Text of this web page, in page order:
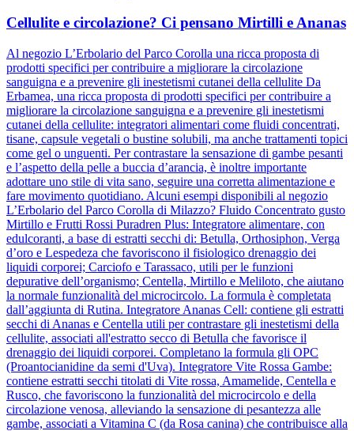
Cellulite e circolazione? Ci pensano Mirtilli e Ananas
Al negozio L’Erbolario del Parco Corolla una ricca proposta di
prodotti specifici per contribuire a migliorare la circolazione
sanguigna e a prevenire gli inestetismi cutanei della cellulite Da
Erbamea, una ricca proposta di prodotti specifici per contribuire a
migliorare la circolazione sanguigna e a prevenire gli inestetismi
cutanei della cellulite: integratori alimentari come fluidi concentrati,
tisane, capsule vegetali o bustine solubili, ma anche trattamenti topici
come gel o unguenti. Per contrastare la sensazione di gambe pesanti
e l’aspetto della pelle a buccia d’arancia, è inoltre importante
adottare uno stile di vita sano, seguire una corretta alimentazione e
fare movimento quotidiano. Alcuni esempi disponibili al negozio
L’Erbolario del Parco Corolla di Milazzo? Fluido Concentrato gusto
Mirtillo e Frutti Rossi Puradren Plus: Integratore alimentare, con
edulcoranti, a base di estratti secchi di: Betulla, Orthosiphon, Verga
d’oro e Lespedeza che favoriscono il fisiologico drenaggio dei
liquidi corporei; Carciofo e Tarassaco, utili per le funzioni
depurative dell’organismo; Centella, Mirtillo e Meliloto, che aiutano
la normale funzionalità del microcircolo. La formula è completata
dall’aggiunta di Rutina. Integratore Ananas Cell: contiene gli estratti
secchi di Ananas e Centella utili per contrastare gli inestetismi della
cellulite, associati all'estratto secco di Betulla che favorisce il
drenaggio dei liquidi corporei. Completano la formula gli OPC
(Proantocianidine da semi d'Uva). Integratore Vite Rossa Gambe:
contiene estratti secchi titolati di Vite rossa, Amamelide, Centella e
Rusco, che favoriscono la funzionalità del microcircolo e della
circolazione venosa, alleviando la sensazione di pesantezza alle
gambe, associati a Vitamina C (da Rosa canina) che contribuisce alla